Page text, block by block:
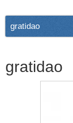
gratidao
gratidao